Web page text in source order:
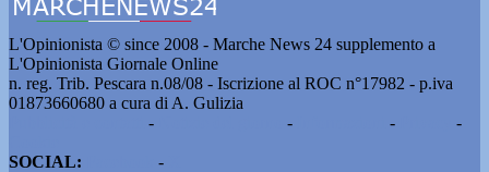
L'Opinionista © since 2008 - Marche News 24 supplemento a
L'Opinionista Giornale Online
n. reg. Trib. Pescara n.08/08 - Iscrizione al ROC n°17982 - p.iva
01873660680 a cura di A. Gulizia
- - -
-
SOCIAL:
-